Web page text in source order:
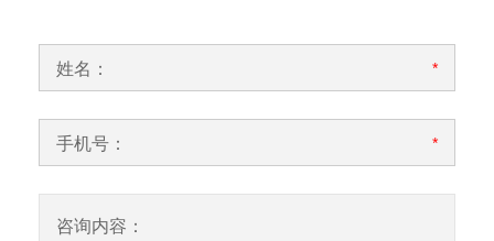
姓名： *
手机号： *
咨询内容：